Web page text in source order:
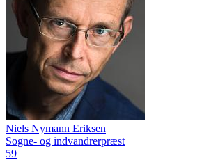
Niels Nymann Eriksen
Sogne- og indvandrerpræst
59